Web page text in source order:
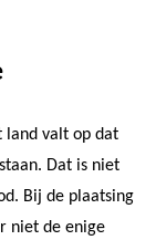
land valt op dat
Dat is niet
Bij de plaatsing
niet de enige